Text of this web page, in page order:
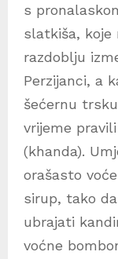
s
slatkiša, koje
razdoblju
Perzijanci, a
šećernu
vrijeme
(khanda).
orašasto
sirup, tako
ubrajati
voćne